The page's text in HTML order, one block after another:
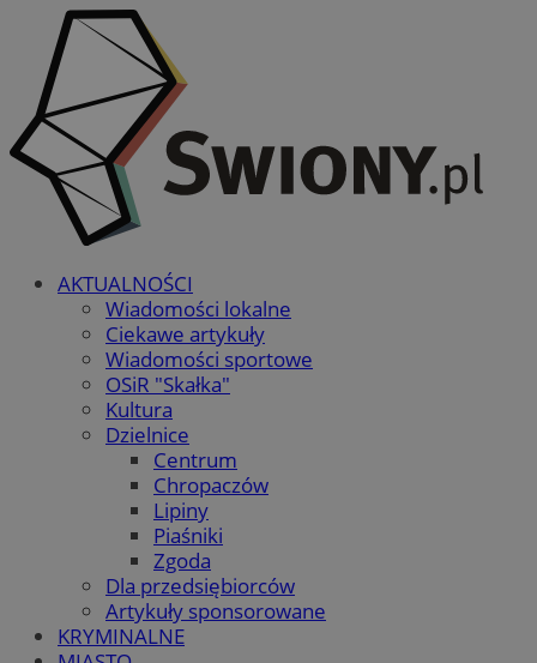
AKTUALNOŚCI
Wiadomości lokalne
Ciekawe artykuły
Wiadomości sportowe
OSiR "Skałka"
Kultura
Dzielnice
Centrum
Chropaczów
Lipiny
Piaśniki
Zgoda
Dla przedsiębiorców
Artykuły sponsorowane
KRYMINALNE